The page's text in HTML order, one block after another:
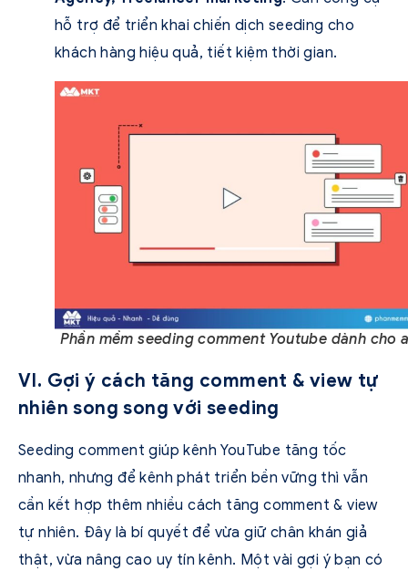
hỗ trợ để triển khai chiến dịch seeding cho
khách hàng hiệu quả, tiết kiệm thời gian.
Phần mềm seeding comment Youtube dành cho
VI. Gợi ý cách tăng comment & view tự
nhiên song song với seeding
Seeding comment giúp kênh YouTube tăng tốc
nhanh, nhưng để kênh phát triển bền vững thì vẫn
cần kết hợp thêm nhiều cách tăng comment & view
tự nhiên. Đây là bí quyết để vừa giữ chân khán giả
thật, vừa nâng cao uy tín kênh. Một vài gợi ý bạn có